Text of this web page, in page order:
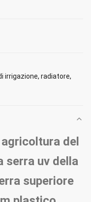
irrigazione, radiatore,
del
serra uv della
superiore